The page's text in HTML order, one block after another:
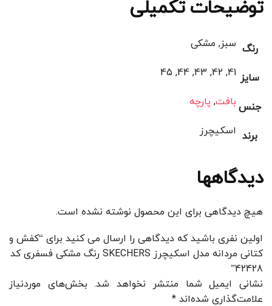
توضیحات تکمیلی
رنگ سبز, مشکی
سایز 41, 42, 43, 44, 45
جنس بافت, پارچه
برند اسکیچرز
دیدگاهها
هیچ دیدگاهی برای این محصول نوشته نشده است.
اولین نفری باشید که دیدگاهی را ارسال می کنید برای “کفش و
کتانی مردانه مدل اسکیچرز SKECHERS رنگ مشکی فسفری کد
42428”
نشانی ایمیل شما منتشر نخواهد شد. بخش‌های موردنیاز
علامت‌گذاری شده‌اند *